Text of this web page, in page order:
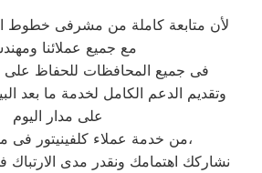
لأن متابعة كاملة من مشرفى خطوط
مع جميع عملائنا
فى جميع المحافظات للحفاظ على
وتقديم الدعم الكامل لخدمة ما بعد
على مدار اليوم
من خدمة عملاء كلفينيتور فى مدينة السادات،
نشاركك اهتمامك ونقدر مدى